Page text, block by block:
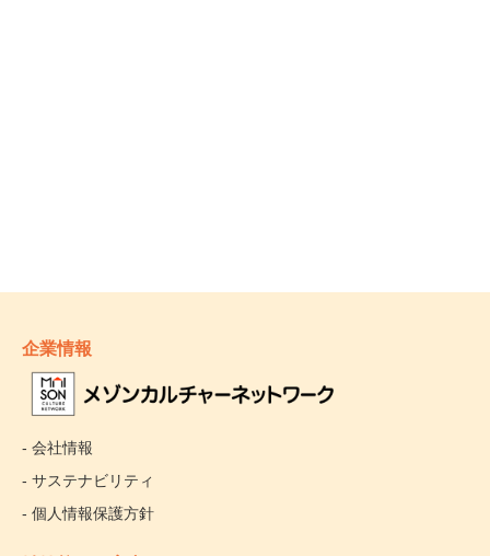
企業情報
- 会社情報
- サステナビリティ
- 個人情報保護方針